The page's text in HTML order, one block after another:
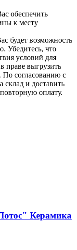
обеспечить
к месту
будет возможность
Убедитесь, что
условий для
праве выгрузить
По согласованию с
и доставить
оплату.
Керамика